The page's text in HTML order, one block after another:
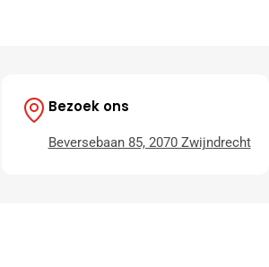
Bezoek ons
Beversebaan 85, 2070 Zwijndrecht